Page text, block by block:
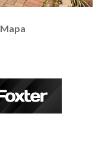
Mapa